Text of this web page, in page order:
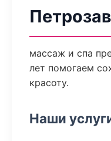
массаж и спа
лет помогаем
красоту.
Наши